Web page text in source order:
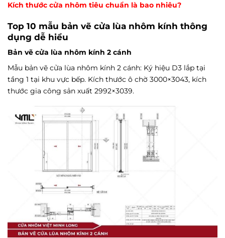
Kích thước cửa nhôm tiêu chuẩn là bao nhiêu?
Top 10 mẫu bản vẽ cửa lùa nhôm kính thông
dụng dễ hiểu
Bản vẽ cửa lùa nhôm kính 2 cánh
Mẫu bản vẽ cửa lùa nhôm kính 2 cánh: Ký hiệu D3 lắp tại
tầng 1 tại khu vực bếp. Kích thước ô chờ 3000×3043, kích
thước gia công sản xuất 2992×3039.